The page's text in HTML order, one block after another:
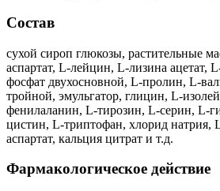
Состав
сухой сироп глюкозы, растительные
аспартат, L-лейцин, L-лизина ацетат,
фосфат двухосновной, L-пролин, L-
тройной, эмульгатор, глицин, L-
фенилаланин, L-тирозин, L-серин, L-
цистин, L-триптофан, хлорид натрия,
аспартат, кальция цитрат и т.д.
Фармакологическое действие